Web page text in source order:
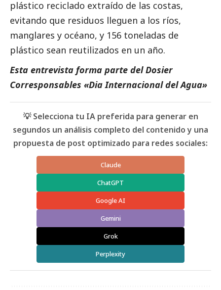
plástico reciclado extraído de las costas,
evitando que residuos lleguen a los ríos,
manglares y océano, y 156 toneladas de
plástico sean reutilizados en un año.
Esta entrevista forma parte delDosier
Corresponsables «Dia Internacional del Agua»
💡 Selecciona tu IA preferida para generar en
segundos un análisis completo del contenido y una
propuesta de post optimizado para redes sociales:
Claude
ChatGPT
Google AI
Gemini
Grok
Perplexity